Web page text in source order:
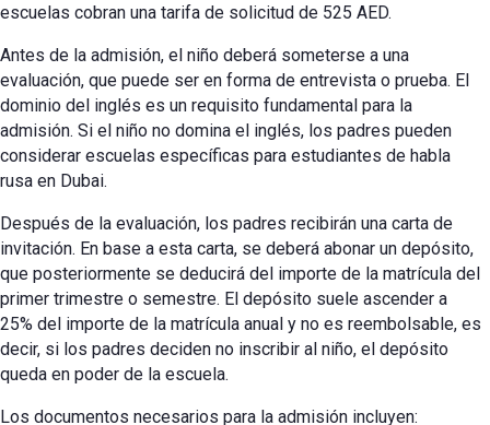
escuelas cobran una tarifa de solicitud de 525 AED.
Antes de la admisión, el niño deberá someterse a una
evaluación, que puede ser en forma de entrevista o prueba. El
dominio del inglés es un requisito fundamental para la
admisión. Si el niño no domina el inglés, los padres pueden
considerar escuelas específicas para estudiantes de habla
rusa en Dubai.
Después de la evaluación, los padres recibirán una carta de
invitación. En base a esta carta, se deberá abonar un depósito,
que posteriormente se deducirá del importe de la matrícula del
primer trimestre o semestre. El depósito suele ascender a
25% del importe de la matrícula anual y no es reembolsable, es
decir, si los padres deciden no inscribir al niño, el depósito
queda en poder de la escuela.
Los documentos necesarios para la admisión incluyen: